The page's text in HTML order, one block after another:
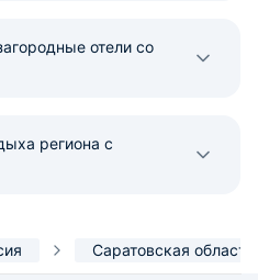
отели со
региона с
Саратовская область